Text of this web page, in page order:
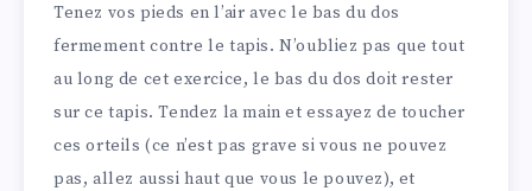
Tenez vos pieds en l’air avec le bas du dos
fermement contre le tapis. N’oubliez pas que tout
au long de cet exercice, le bas du dos doit rester
sur ce tapis. Tendez la main et essayez de toucher
ces orteils (ce n’est pas grave si vous ne pouvez
pas, allez aussi haut que vous le pouvez), et